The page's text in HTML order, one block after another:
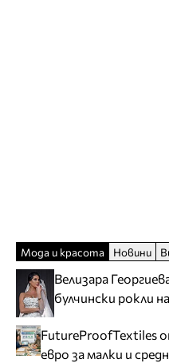
Мода и красота Новини
Велизара
булчински рокли
FutureProofTextiles
евро за малки и